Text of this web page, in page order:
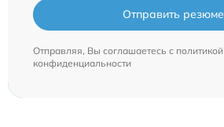
Отправить резюме
Отправляя, Вы соглашаетесь с политикой
конфиденциальности